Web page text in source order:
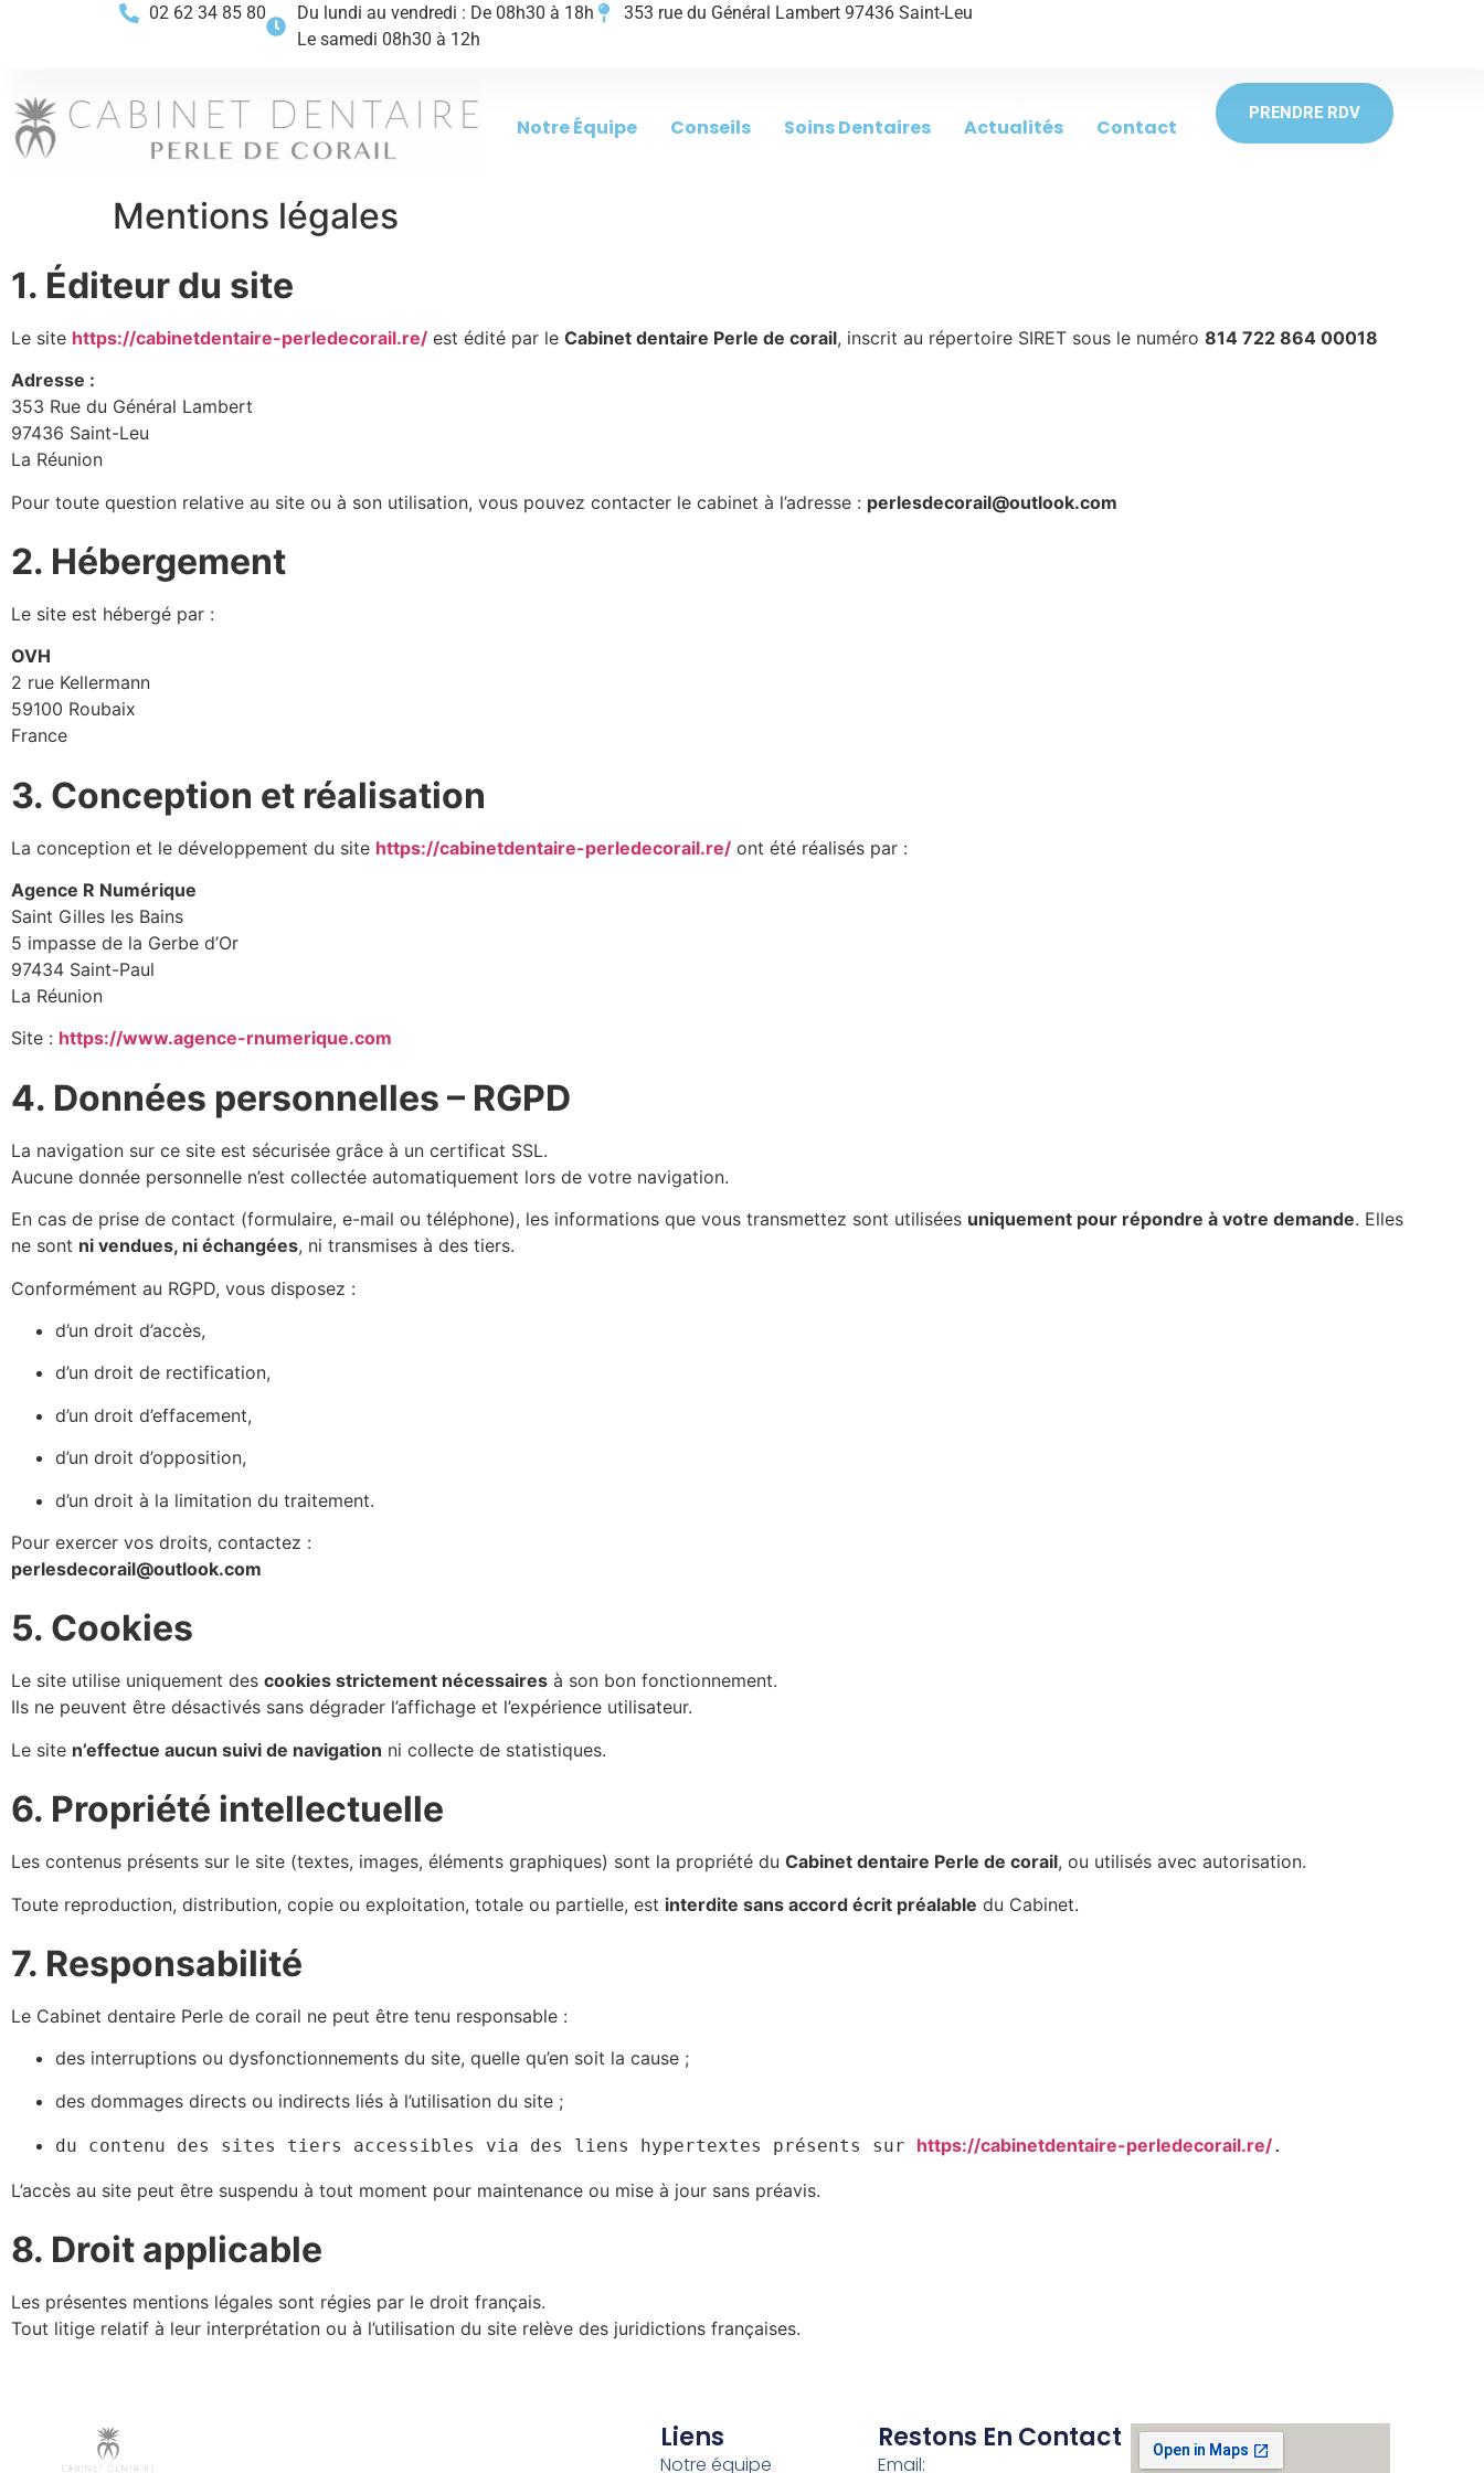
02 62 34 85 80
Du lundi au vendredi : De 08h30 à 18h
Le samedi 08h30 à 12h
353 rue du Général Lambert 97436 Saint-Leu
Notre Équipe Conseils Soins Dentaires Actualités Contact
PRENDRE RDV
Mentions légales
1. Éditeur du site
Le site https://cabinetdentaire-perledecorail.re/ est édité par le Cabinet dentaire Perle de corail, inscrit au répertoire SIRET sous le numéro 814 722 864 00018
Adresse :
353 Rue du Général Lambert
97436 Saint-Leu
La Réunion
Pour toute question relative au site ou à son utilisation, vous pouvez contacter le cabinet à l’adresse : perlesdecorail@outlook.com
2. Hébergement
Le site est hébergé par :
OVH
2 rue Kellermann
59100 Roubaix
France
3. Conception et réalisation
La conception et le développement du site https://cabinetdentaire-perledecorail.re/ ont été réalisés par :
Agence R Numérique
Saint Gilles les Bains
5 impasse de la Gerbe d’Or
97434 Saint-Paul
La Réunion
Site : https://www.agence-rnumerique.com
4. Données personnelles – RGPD
La navigation sur ce site est sécurisée grâce à un certificat SSL.
Aucune donnée personnelle n’est collectée automatiquement lors de votre navigation.
En cas de prise de contact (formulaire, e-mail ou téléphone), les informations que vous transmettez sont utilisées uniquement pour répondre à votre demande. Elles
ne sont ni vendues, ni échangées, ni transmises à des tiers.
Conformément au RGPD, vous disposez :
d’un droit d’accès,
d’un droit de rectification,
d’un droit d’effacement,
d’un droit d’opposition,
d’un droit à la limitation du traitement.
Pour exercer vos droits, contactez :
perlesdecorail@outlook.com
5. Cookies
Le site utilise uniquement des cookies strictement nécessaires à son bon fonctionnement.
Ils ne peuvent être désactivés sans dégrader l’affichage et l’expérience utilisateur.
Le site n’effectue aucun suivi de navigation ni collecte de statistiques.
6. Propriété intellectuelle
Les contenus présents sur le site (textes, images, éléments graphiques) sont la propriété du Cabinet dentaire Perle de corail, ou utilisés avec autorisation.
Toute reproduction, distribution, copie ou exploitation, totale ou partielle, est interdite sans accord écrit préalable du Cabinet.
7. Responsabilité
Le Cabinet dentaire Perle de corail ne peut être tenu responsable :
des interruptions ou dysfonctionnements du site, quelle qu’en soit la cause ;
des dommages directs ou indirects liés à l’utilisation du site ;
du contenu des sites tiers accessibles via des liens hypertextes présents sur https://cabinetdentaire-perledecorail.re/.
L’accès au site peut être suspendu à tout moment pour maintenance ou mise à jour sans préavis.
8. Droit applicable
Les présentes mentions légales sont régies par le droit français.
Tout litige relatif à leur interprétation ou à l’utilisation du site relève des juridictions françaises.
Liens
Notre équipe
Restons En Contact
Email: